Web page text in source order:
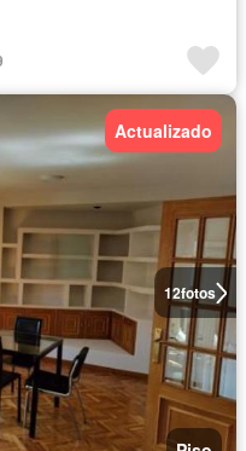
12fotos
Actualizado